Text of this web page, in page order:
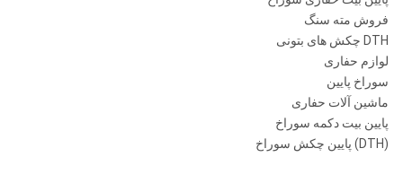
فروش مته سنگ
DTH چکش های بتونی
لوازم حفاری
سوراخ پایین
ماشین آلات حفاری
پایین بیت دکمه سوراخ
(DTH) پایین چکش سوراخ